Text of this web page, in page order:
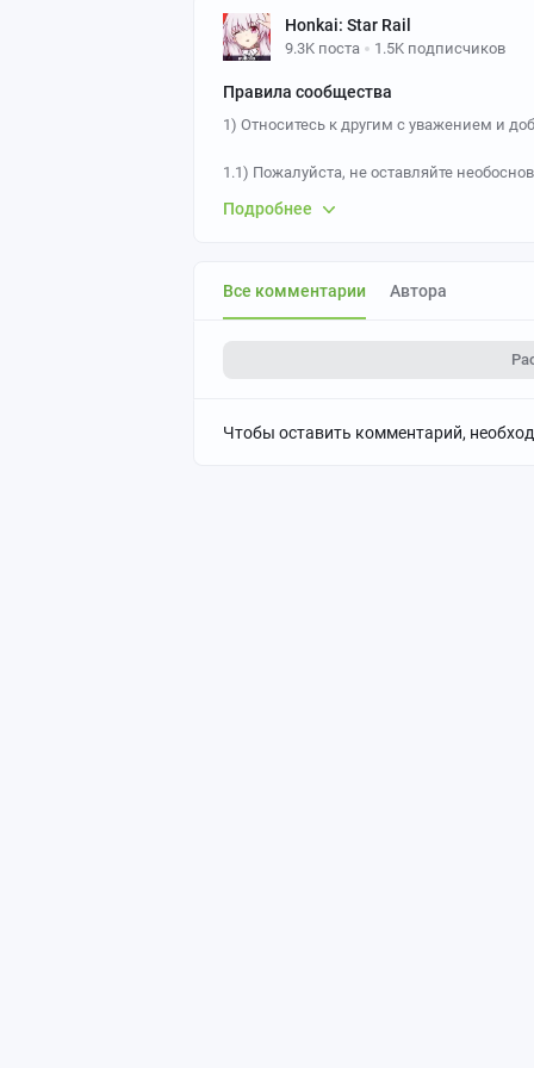
Honkai: Star Rail
9.3K поста 1.5K подписчиков
Правила сообщества
1) Относитесь к другим с уважением и
1.1) Пожалуйста, не оставляйте
данного правила предусмотрен бан в
2) Теги:
Также не забывайте ставить имена
Подробнее
Все комментарии Автора
Чтобы оставить комментарий,